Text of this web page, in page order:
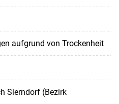
aufgrund von Trockenheit
Sierndorf (Bezirk